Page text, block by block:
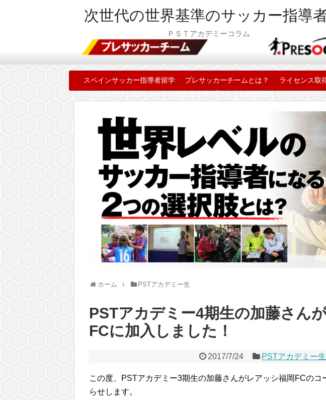
次世代の世界基準のサッカー指導
ＰＳＴアカデミーコラム
スペインサッカー指導者留学 プレサッカーチームとは？ ライセンス取
バルセロナサッカーコーチング短期集中プログラム利用規約
ホーム PSTアカデミー生
PSTアカデミー4期生の加藤さん
FCに加入しました！
2017/7/24 PSTアカデミー生
この度、PSTアカデミー3期生の加藤さんがレアッシ福岡FCのコ
らせします。